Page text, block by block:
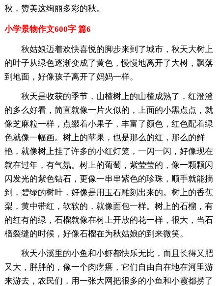
秋，赞美这绚丽多彩的秋。
小学景物作文600字 篇6
秋姑娘迈着欢快喜悦的脚步来到了城市，秋天大树上
的叶子从绿色逐渐变成了黄色，慢慢地离开了大树，飘落
到地面，好像孩子离开了妈妈一样。
秋天是收获的季节，山楂树上的山楂成熟了，红澄澄
的多么好看，简直就像一片火似的，上面的小黑点点，就
像芝麻粒一样，点缀着小果子，丰富了颜色，红色配着绿
色就像一幅画。树上的苹果，也是那么的红，那么的鲜
艳，就像树上挂了许多的小红灯笼，一闪一闪，好像现在
就在过年，有气氛。树上的葡萄，紫莹莹的，像一颗颗闪
闪发光的紫色钻石，更像一串串紫色的珍珠，顺手就能摘
到，碧绿的树叶，好像是用玉石雕刻出来的。树上的香蕉
梨，黄中带红，软软的，就像面包一样。树上的石榴，有
的红有的绿，石榴就像在树上开放的花一样，很大，当石
榴裂缝的时候，好像石榴在为秋姑娘的到来微笑。
秋天小溪里的小鱼和小虾都快乐无比，而且长得又肥
又大，胖胖的，像一个肉疙瘩，它们自由自在地在河里游
来游去，农民们，用一张大网把很多的小鱼和小霞都捞了